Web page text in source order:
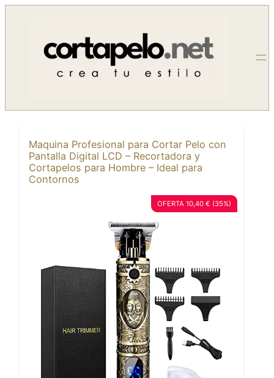
contenido
Maquina Profesional para Cortar Pelo con
Pantalla Digital LCD – Recortadora y
Cortapelos para Hombre – Ideal para
Contornos
OFERTA 10,40 € (35%)